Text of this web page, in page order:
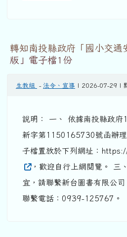
轉知南投縣政府「國小交通
版」電子檔1份
生教組 - 法令、宣導 | 2026-07-29 |
說明： 一、 依據南投縣政府
新字第1150165730號函辦
子檔置放於下列網址：
，歡迎自行上網閱覽。 三
宜，請聯繫新台圖書有限公司
聯繫電話：0939-125767。